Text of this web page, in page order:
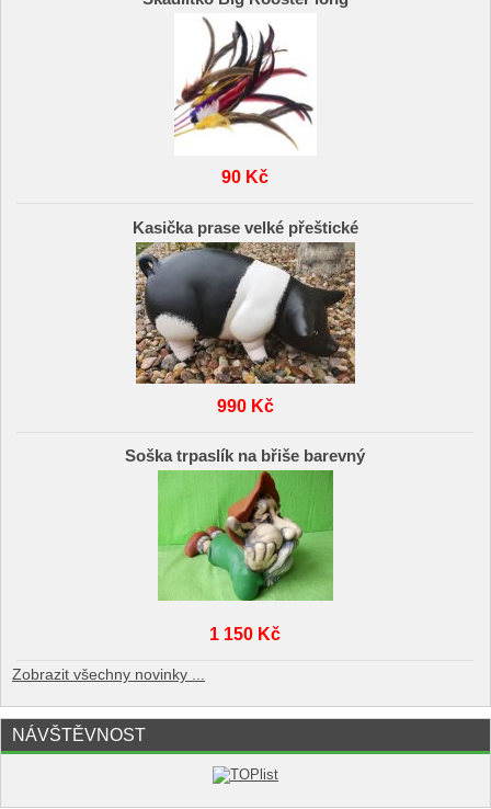
90 Kč
Kasička prase velké přeštické
990 Kč
Soška trpaslík na břiše barevný
1 150 Kč
Zobrazit všechny novinky ...
NÁVŠTĚVNOST